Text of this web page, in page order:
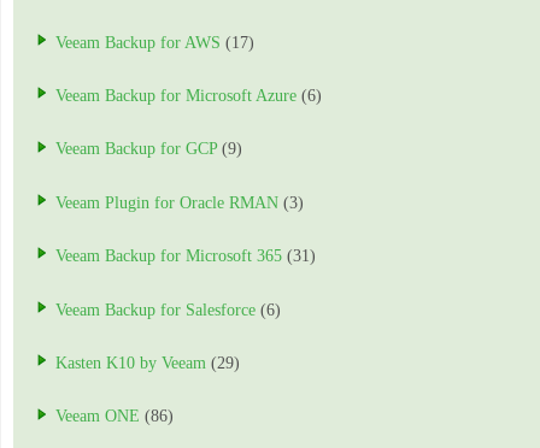
Veeam Backup for AWS (17)
Veeam Backup for Microsoft Azure (6)
Veeam Backup for GCP(9)
Veeam Plugin for Oracle RMAN (3)
Veeam Backup for Microsoft 365 (31)
Veeam Backup for Salesforce (6)
Kasten K10 by Veeam (29)
Veeam ONE (86)